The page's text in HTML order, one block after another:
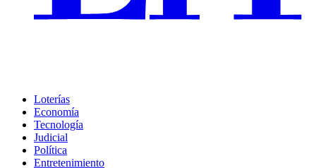
Loterías
Economía
Tecnología
Judicial
Política
Entretenimiento